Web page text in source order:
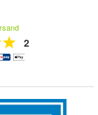
2